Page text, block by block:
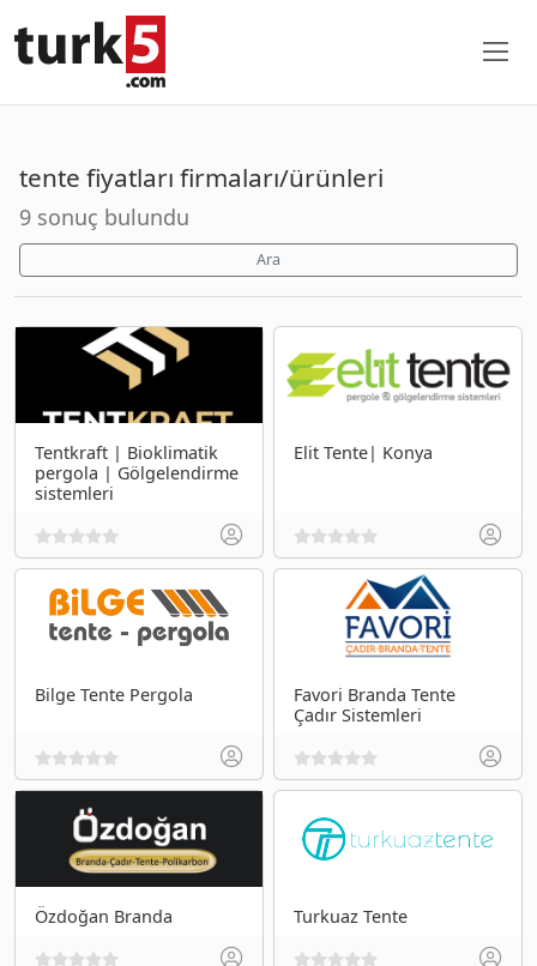
tente fiyatları firmaları/ürünleri
9 sonuç bulundu
Ara
Tentkraft | Bioklimatik
pergola | Gölgelendirme
sistemleri
Elit Tente| Konya
Bilge Tente Pergola
Favori Branda Tente
Çadır Sistemleri
Özdoğan Branda Turkuaz Tente